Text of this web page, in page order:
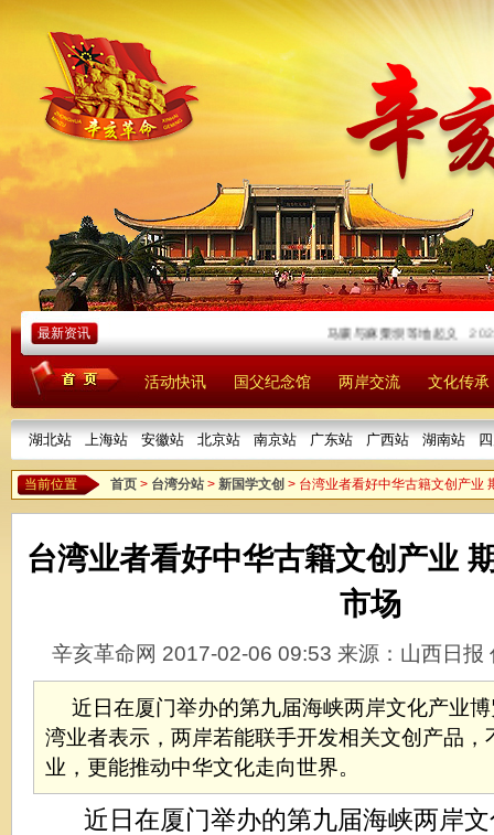
最新资讯 马骧与麻栗坝等地起义
活动快讯 国父纪念馆 两岸交流 文化传承
湖北站 上海站 安徽站 北京站 南京站 广东站 广西站 湖南站
当前位置 首页 > 台湾分站 > 新国学文创 > 台湾业者看好中华古籍文创产业
台湾业者看好中华古籍文创产业
市场
辛亥革命网 2017-02-06 09:53 来源：山西日报
近日在厦门举办的第九届海峡两岸文化产业
湾业者表示，两岸若能联手开发相关文创产品，
业，更能推动中华文化走向世界。
近日在厦门举办的第九届海峡两岸文